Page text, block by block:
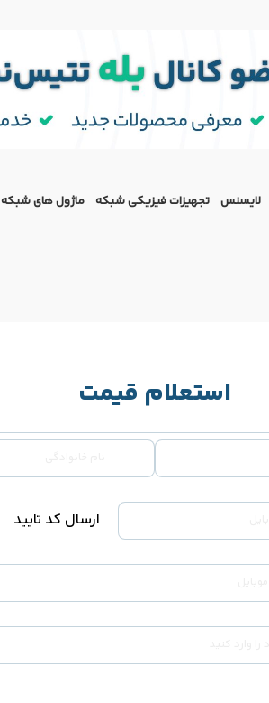
لایسنس تجهیزات فیزیکی شبکه ماژول‌ های شبکه
استعلام قیمت
ارسال کد تایید